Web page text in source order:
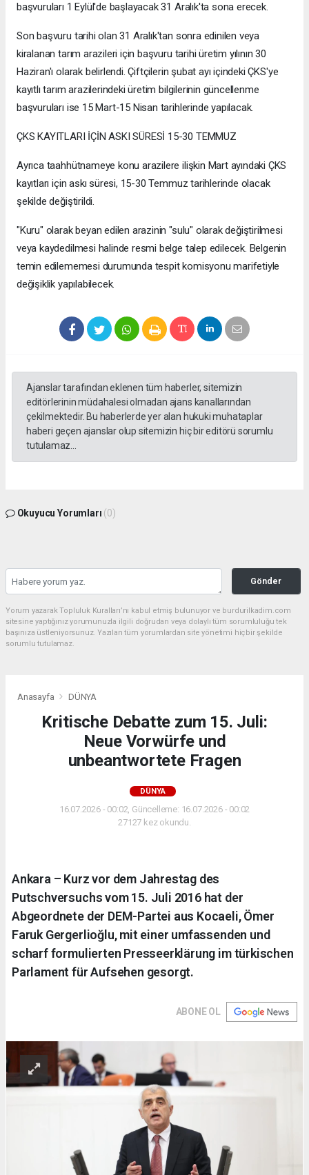
başvuruları 1 Eylül'de başlayacak 31 Aralık'ta sona erecek.
Son başvuru tarihi olan 31 Aralık'tan sonra edinilen veya
kiralanan tarım arazileri için başvuru tarihi üretim yılının 30
Haziran'ı olarak belirlendi. Çiftçilerin şubat ayı içindeki ÇKS'ye
kayıtlı tarım arazilerindeki üretim bilgilerinin güncellenme
başvuruları ise 15 Mart-15 Nisan tarihlerinde yapılacak.
ÇKS KAYITLARI İÇİN ASKI SÜRESİ 15-30 TEMMUZ
Ayrıca taahhütnameye konu arazilere ilişkin Mart ayındaki ÇKS
kayıtları için askı süresi, 15-30 Temmuz tarihlerinde olacak
şekilde değiştirildi.
"Kuru" olarak beyan edilen arazinin "sulu" olarak değiştirilmesi
veya kaydedilmesi halinde resmi belge talep edilecek. Belgenin
temin edilememesi durumunda tespit komisyonu marifetiyle
değişiklik yapılabilecek.
Ajanslar tarafından eklenen tüm haberler, sitemizin
editörlerinin müdahalesi olmadan ajans kanallarından
çekilmektedir. Bu haberlerde yer alan hukuki muhataplar
haberi geçen ajanslar olup sitemizin hiç bir editörü sorumlu
tutulamaz...
Okuyucu Yorumları (0)
Gönder
Yorum yazarak Topluluk Kuralları’nı kabul etmiş bulunuyor ve burdurilkadim.com
sitesine yaptığınız yorumunuzla ilgili doğrudan veya dolaylı tüm sorumluluğu tek
başınıza üstleniyorsunuz. Yazılan tüm yorumlardan site yönetimi hiçbir şekilde
sorumlu tutulamaz.
Anasayfa DÜNYA
Kritische Debatte zum 15. Juli:
Neue Vorwürfe und
unbeantwortete Fragen
DÜNYA
16.07.2026 - 00:02, Güncelleme: 16.07.2026 - 00:02
27127 kez okundu.
Ankara – Kurz vor dem Jahrestag des
Putschversuchs vom 15. Juli 2016 hat der
Abgeordnete der DEM-Partei aus Kocaeli, Ömer
Faruk Gergerlioğlu, mit einer umfassenden und
scharf formulierten Presseerklärung im türkischen
Parlament für Aufsehen gesorgt.
ABONE OL